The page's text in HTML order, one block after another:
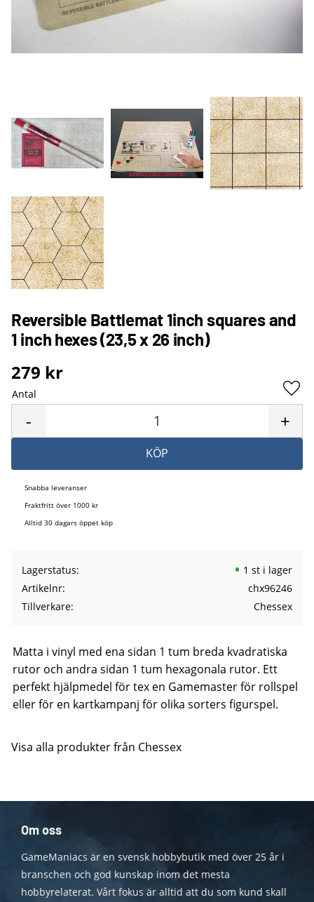
Reversible Battlemat 1inch squares and
1 inch hexes (23,5 x 26 inch)
279 kr
Antal
+
-
KÖP
Snabba leveranser
Fraktfritt över 1000 kr
Alltid 30 dagars öppet köp
Lagerstatus
1 st i lager
Artikelnr
chx96246
Tillverkare
Chessex
Matta i vinyl med ena sidan 1 tum breda kvadratiska
rutor och andra sidan 1 tum hexagonala rutor. Ett
perfekt hjälpmedel för tex en Gamemaster för rollspel
eller för en kartkampanj för olika sorters figurspel.
Visa alla produkter från Chessex
Om oss
GameManiacs är en svensk hobbybutik med över 25 år i
branschen och god kunskap inom det mesta
hobbyrelaterat. Vårt fokus är alltid att du som kund skall